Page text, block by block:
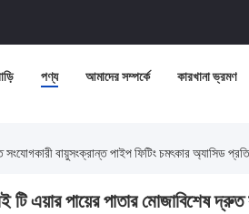
পণ্য আমাদের সম্পর্কে কারখানা ভ্রমণ
বায়ুসংক্রান্ত পাইপ ফিটিং চমৎকার অ্যাসিড
এয়ার পায়ের পাতার মোজাবিশেষ দ্রুত